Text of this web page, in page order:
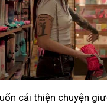
cải thiện chuyện